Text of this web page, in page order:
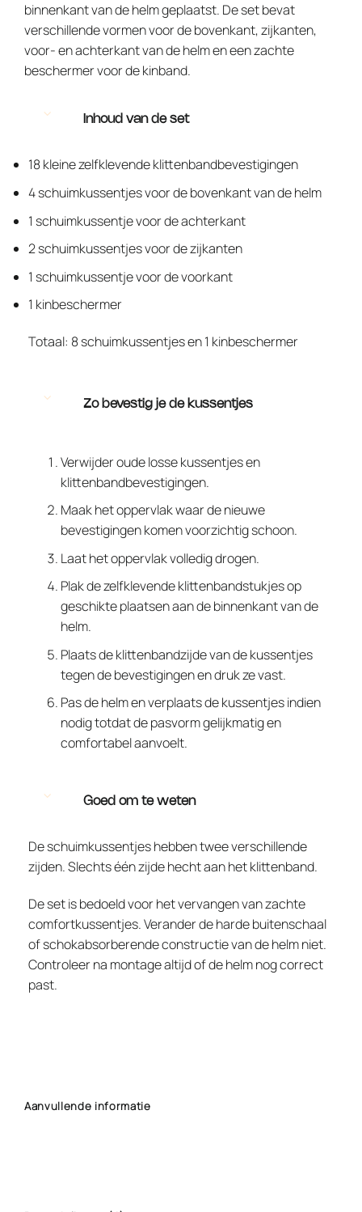
binnenkant van de helm geplaatst. De set bevat
verschillende vormen voor de bovenkant, zijkanten,
voor- en achterkant van de helm en een zachte
beschermer voor de kinband.
Inhoud van de set
18 kleine zelfklevende klittenbandbevestigingen
4 schuimkussentjes voor de bovenkant van de helm
1 schuimkussentje voor de achterkant
2 schuimkussentjes voor de zijkanten
1 schuimkussentje voor de voorkant
1 kinbeschermer
Totaal: 8 schuimkussentjes en 1 kinbeschermer
Zo bevestig je de kussentjes
Verwijder oude losse kussentjes en
klittenbandbevestigingen.
Maak het oppervlak waar de nieuwe
bevestigingen komen voorzichtig schoon.
Laat het oppervlak volledig drogen.
Plak de zelfklevende klittenbandstukjes op
geschikte plaatsen aan de binnenkant van de
helm.
Plaats de klittenbandzijde van de kussentjes
tegen de bevestigingen en druk ze vast.
Pas de helm en verplaats de kussentjes indien
nodig totdat de pasvorm gelijkmatig en
comfortabel aanvoelt.
Goed om te weten
De schuimkussentjes hebben twee verschillende
zijden. Slechts één zijde hecht aan het klittenband.
De set is bedoeld voor het vervangen van zachte
comfortkussentjes. Verander de harde buitenschaal
of schokabsorberende constructie van de helm niet.
Controleer na montage altijd of de helm nog correct
past.
Aanvullende informatie